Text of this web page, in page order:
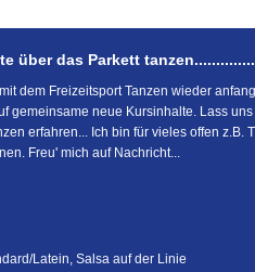
über das Parkett
dem Freizeitsport Tanzen wieder
gemeinsame neue Kursinhalte. Lass
erfahren... Ich bin für vieles offen z.B.
Freu' mich auf Nachricht...
Latein, Salsa auf der Linie